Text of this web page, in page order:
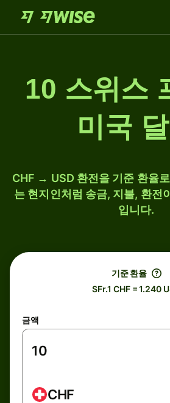
10 스위스
미국
CHF → USD 환전을 기준 환율
는 현지인처럼 송금, 지불, 환전
입니다.
기준 환율
SFr.1 CHF = 1.240
금액
CHF